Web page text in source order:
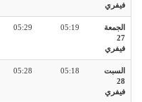
فيفري
الجمعة
27
فيفري
05:19
05:29
السبت
28
فيفري
05:18
05:28